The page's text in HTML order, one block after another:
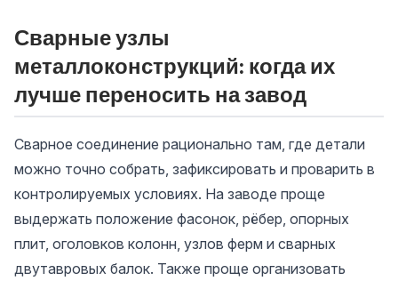
Сварные узлы
металлоконструкций: когда их
лучше переносить на завод
Сварное соединение рационально там, где детали
можно точно собрать, зафиксировать и проварить в
контролируемых условиях. На заводе проще
выдержать положение фасонок, рёбер, опорных
плит, оголовков колонн, узлов ферм и сварных
двутавровых балок. Также проще организовать